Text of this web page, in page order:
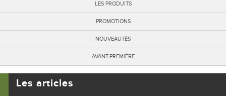
LES PRODUITS
PROMOTIONS
NOUVEAUTÉS
AVANT-PREMIÈRE
Les articles